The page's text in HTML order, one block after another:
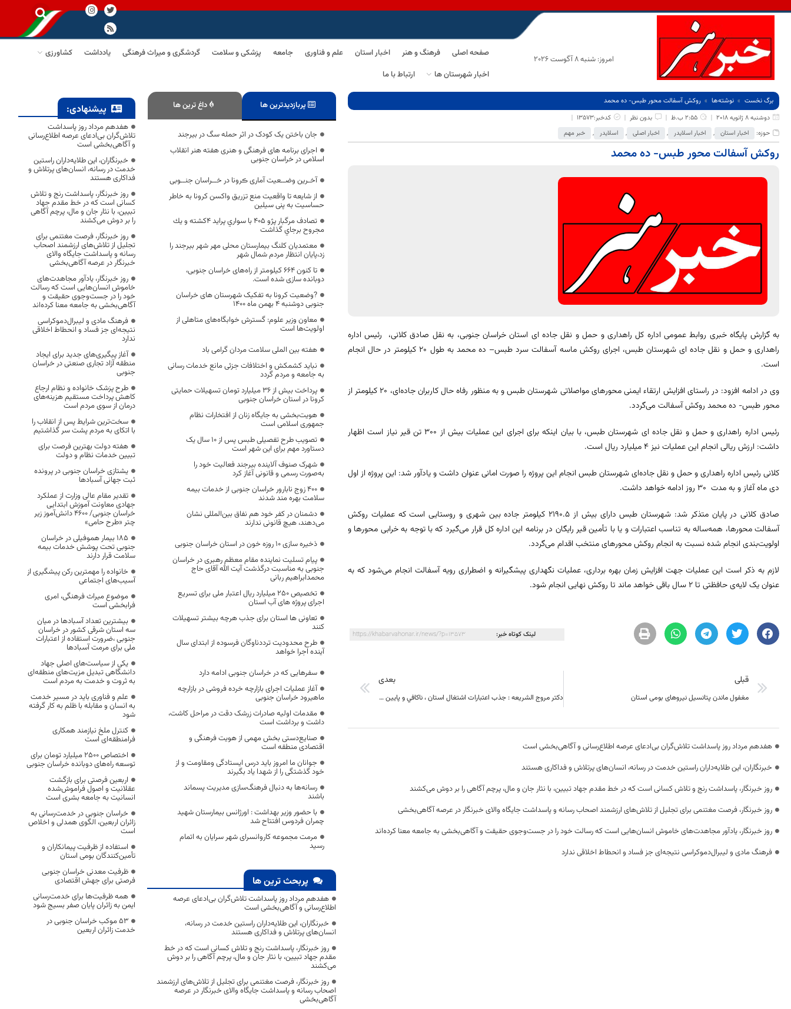
امروز: شنبه 8 آگوست 2026
صفحه اصلی فرهنگ و هنر اخبار استان علم و فناوری جامعه پزشکی و سلامت گردشگری و میراث فرهنگی یادداشت
کشاورزی
اخبار شهرستان ها
ارتباط با ما
برگ نخست نوشته‌ها
روکش آسفالت محور طبس- ده محمد
دوشنبه 8 ژانویه 2018
2:55 ب.ظ بدون نظر
کدخبر:13573
حوزه:
اخبار استان , اخبار اسلایدر , اخبار اصلی , اسلایدر , خبر مهم
روکش آسفالت محور طبس- ده محمد
به گزارش پایگاه خبری روابط عمومی اداره کل راهداری و حمل و نقل جاده ای استان خراسان جنوبی، به نقل صادق کلانی، رئیس اداره
راهداری و حمل و نقل جاده ای شهرستان طبس، اجرای روکش ماسه آسفالت سرد طبس– ده محمد به طول 20 کیلومتر در حال انجام
است.
وی در ادامه افزود: در راستای افزایش ارتقاء ایمنی محورهای مواصلاتی شهرستان طبس و به منظور رفاه حال کاربران جاده‌ای، 20 کیلومتر از
محور طبس- ده محمد روکش آسفالت می‌گردد.
رئیس اداره راهداری و حمل و نقل جاده ای شهرستان طبس، با بیان اینکه برای اجرای این عملیات بیش از 300 تن قیر نیاز است اظهار
داشت: ارزش ریالی انجام این عملیات نیز 4 میلیارد ریال است.
کلانی رئیس اداره راهداری و حمل و نقل جاده‌ای شهرستان طبس انجام این پروژه را صورت امانی عنوان داشت و یادآور شد: این پروژه از اول
دی ماه آغاز و به مدت 30 روز ادامه خواهد داشت.
صادق کلانی در پایان متذکر شد: شهرستان طبس دارای بیش از 2190.5 کیلومتر جاده بین‌ شهری و روستایی است که عملیات روکش
آسفالت محورها، همه‌ساله به تناسب اعتبارات و یا با تأمین قیر رایگان در برنامه این اداره کل قرار می‌گیرد که با توجه به خرابی محورها و
اولویت‌بندی انجام شده نسبت به انجام روکش محورهای منتخب اقدام می‌گردد.
لازم به ذکر است این عملیات جهت افزایش زمان بهره برداری، عملیات نگهداری پیشگیرانه و اضطراری رویه آسفالت انجام می‌شود که به
عنوان یک لایه‌ی حافظتی تا 2 سال باقی خواهد ماند تا روکش نهایی انجام شود.
لینک کوتاه خبر: https://khabarvahonar.ir/news/?p=13573
قبلی
مغفول ماندن پتانسیل نیروهای بومی استان
بعدی
دکتر مروج الشریعه : جذب اعتبارات اشتغال استان ، ناكافي و پايين است
هفدهم مرداد روز پاسداشت تلاش‌گران بی‌ادعای عرصه اطلاع‌رسانی و آگاهی‌بخشی است
خبرنگاران، این طلایه‌داران راستین خدمت در رسانه، انسان‌های پرتلاش و فداکاری هستند
روز خبرنگار، پاسداشت رنج و تلاش کسانی است که در خط مقدم جهاد تبیین، با نثار جان و مال، پرچم آگاهی را بر دوش می‌کشند
روز خبرنگار، فرصت مغتنمی برای تجلیل از تلاش‌های ارزشمند اصحاب رسانه و پاسداشت جایگاه والای خبرنگار در عرصه آگاهی‌بخشی
روز خبرنگار، یادآور مجاهدت‌های خاموش انسان‌هایی است که رسالت خود را در جست‌وجوی حقیقت و آگاهی‌بخشی به جامعه معنا کرده‌اند
فرهنگ مادی و لیبرال‌دموکراسی نتیجه‌ای جز فساد و انحطاط اخلاقی ندارد
پربازدیدترین ها داغ ترین ها
جان باختن یک کودک در اثر حمله سگ در بیرجند
اجرای برنامه های فرهنگی و هنری هفته هنر انقلاب
اسلامی در خراسان جنوبی
آخـرین وضــعیت آماری ڪرونا در خــراسان جنــوبی
از شایعه تا واقعیت منع تزریق واکسن کرونا به خاطر
حساسیت به پنی سیلین
تصادف مرگبار پژو 405 با سواري پرايد 4كشته و يك
مجروح برجاي گذاشت
معتمدیان کلنگ بیمارستان محلی مهر شهر بیرجند را
زد،پایان انتظار مردم شمال شهر
تا کنون ۶۶۴ کیلومتر از راه‌های خراسان جنوبی،
دوبانده سازی شده است.
?وضعیت کرونا به تفکیک شهرستان های خراسان
جنوبی دوشنبه 4 بهمن ماه 1400
معاون وزیر علوم: گسترش خوابگاه‌های متاهلی از
اولویت‌ها است
هفته بین الملی سلامت مردان گرامی باد
نباید کشمکش و اختلافات جزئی مانع خدمات رسانی
به جامعه و مردم گردد
پرداخت بیش از ۳۶ میلیارد تومان تسهیلات حمایتی
کرونا در استان خراسان جنوبی
هویت‌بخشی به جایگاه زنان از افتخارات نظام
جمهوری اسلامی است
تصویب طرح تفصیلی طبس پس از ۱۰ سال یک
دستاورد مهم برای این شهر است
شهرک صنوف آلاینده بیرجند فعالیت خود را
به‌صورت رسمی و قانونی آغاز کرد
۴۰۰ زوج نابارور خراسان جنوبی از خدمات بیمه
سلامت بهره مند شدند
دشمنان در کفر خود هم نفاق بین‌المللی نشان
می‌دهند، هیچ قانونی ندارند
ذخیره سازی ۱۰ روزه خون در استان خراسان جنوبی
پیام تسلیت نماینده مقام معظم رهبری در خراسان
جنوبی به مناسبت درگذشت آیت الله آقای حاج
محمدابراهیم ربانی
تخصیص ۲۵۰ میلیارد ریال اعتبار ملی برای تسریع
اجرای پروژه های آب استان
تعاونی ها استان برای جذب هرچه بیشتر تسهیلات
کنند
طرح محدودیت ترددناوگان فرسوده از ابتدای سال
آینده اجرا خواهد
سفرهایی که در خراسان جنوبی ادامه دارد
آغاز عملیات اجرای بازارچه خرده فروشی در بازارچه
ماهیرود خراسان جنوبی
مقدمات اولیه صادرات زرشک دقت در مراحل کاشت،
داشت و برداشت است
صنایع‌دستی بخش مهمی از هویت فرهنگی و
اقتصادی منطقه است
جوانان ما امروز باید درس ایستادگی ومقاومت و از
خود گذشتگی را از شهدا یاد بگیرند
رسانه‌ها به دنبال فرهنگ‌سازی مدیریت پسماند
باشند
با حضور وزیر بهداشت : اورژانس بیمارستان شهید
چمران فردوس افتتاح شد
مرمت مجموعه کاروانسرای شهر سرایان به اتمام
رسید
پربحث ترین ها
هفدهم مرداد روز پاسداشت تلاش‌گران بی‌ادعای عرصه
اطلاع‌رسانی و آگاهی‌بخشی است
خبرنگاران، این طلایه‌داران راستین خدمت در رسانه،
انسان‌های پرتلاش و فداکاری هستند
روز خبرنگار، پاسداشت رنج و تلاش کسانی است که در خط
مقدم جهاد تبیین، با نثار جان و مال، پرچم آگاهی را بر دوش
می‌کشند
روز خبرنگار، فرصت مغتنمی برای تجلیل از تلاش‌های ارزشمند
اصحاب رسانه و پاسداشت جایگاه والای خبرنگار در عرصه
آگاهی‌بخشی
پیشنهادی:
هفدهم مرداد روز پاسداشت
تلاش‌گران بی‌ادعای عرصه اطلاع‌رسانی
و آگاهی‌بخشی است
خبرنگاران، این طلایه‌داران راستین
خدمت در رسانه، انسان‌های پرتلاش و
فداکاری هستند
روز خبرنگار، پاسداشت رنج و تلاش
کسانی است که در خط مقدم جهاد
تبیین، با نثار جان و مال، پرچم آگاهی
را بر دوش می‌کشند
روز خبرنگار، فرصت مغتنمی برای
تجلیل از تلاش‌های ارزشمند اصحاب
رسانه و پاسداشت جایگاه والای
خبرنگار در عرصه آگاهی‌بخشی
روز خبرنگار، یادآور مجاهدت‌های
خاموش انسان‌هایی است که رسالت
خود را در جست‌وجوی حقیقت و
آگاهی‌بخشی به جامعه معنا کرده‌اند
فرهنگ مادی و لیبرال‌دموکراسی
نتیجه‌ای جز فساد و انحطاط اخلاقی
ندارد
آغاز پیگیری‌های جدید برای ایجاد
منطقه آزاد تجاری صنعتی در خراسان
جنوبی
طرح پزشک خانواده و نظام ارجاع
کاهش پرداخت مستقیم هزینه‌های
درمان از سوی مردم است
سخت‌ترین شرایط پس از انقلاب را
با اتکای به مردم پشت سر گذاشتیم
هفته دولت بهترین فرصت برای
تبیین خدمات نظام و دولت
یشتازی خراسان جنوبی در پرونده
ثبت جهانی آسبادها
تقدیر مقام عالی وزارت از عملکرد
جهادی معاونت آموزش ابتدایی
خراسان جنوبی/ ۴۶۰۰ دانش‌آموز زیر
چتر «طرح حامی»
۱۸۵ بیمار هموفیلی در خراسان
جنوبی تحت پوشش خدمات بیمه
سلامت قرار دارند
خانواده را مهمترین رکن پیشگیری از
آسیب‌های اجتماعی
موضوع میراث فرهنگی، امری
فرابخشی است
بیشترین تعداد آسبادها در میان
سه استان شرقی کشور در خراسان
جنوبی ،ضرورت استفاده از اعتبارات
ملی برای مرمت آسبادها
یکی از سیاست‌های اصلی جهاد
دانشگاهی تبدیل مزیت‌های منطقه‌ای
به ثروت و خدمت به مردم است
علم و فناوری باید در مسیر خدمت
به انسان و مقابله با ظلم به کار گرفته
شود
کنترل ملخ نیازمند همکاری
فرامنطقه‌ای است
اختصاص 2500 میلیارد تومان برای
توسعه راه‌های دوبانده خراسان جنوبی
اربعین فرصتی برای بازگشت
عقلانیت و اصول فراموش‌شده
انسانیت به جامعه بشری است
خراسان جنوبی در خدمت‌رسانی به
زائران اربعین، الگوی همدلی و اخلاص
است
استفاده از ظرفیت پیمانکاران و
تأمین‌کنندگان بومی استان
ظرفیت معدنی خراسان جنوبی
فرصتی برای جهش اقتصادی
همه ظرفیت‌ها برای خدمت‌رسانی
ایمن به زائران پایان صفر بسیج شود
53 موکب خراسان جنوبی در
خدمت زائران اربعین